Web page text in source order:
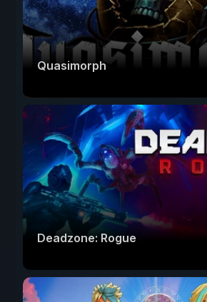
Quasimorph
Deadzone: Rogue